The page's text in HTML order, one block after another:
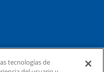
tecnologías de